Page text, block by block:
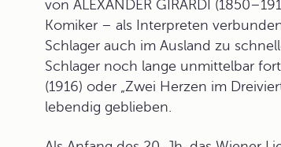
von ALEXANDER GIRARDI
Komiker – als Interpreten
Schlager auch im Ausland zu
Schlager noch lange unmittelbar
(1916) oder „Zwei Herzen im
lebendig geblieben.